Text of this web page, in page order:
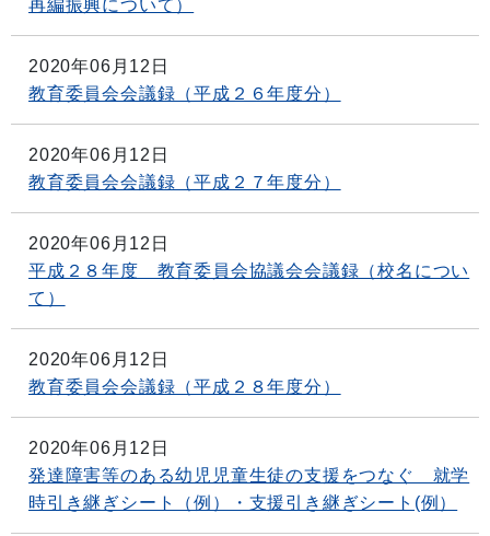
再編振興について）
2020年06月12日
教育委員会会議録（平成２６年度分）
2020年06月12日
教育委員会会議録（平成２７年度分）
2020年06月12日
平成２８年度 教育委員会協議会会議録（校名につい
て）
2020年06月12日
教育委員会会議録（平成２８年度分）
2020年06月12日
発達障害等のある幼児児童生徒の支援をつなぐ 就学
時引き継ぎシート（例）・支援引き継ぎシート(例）